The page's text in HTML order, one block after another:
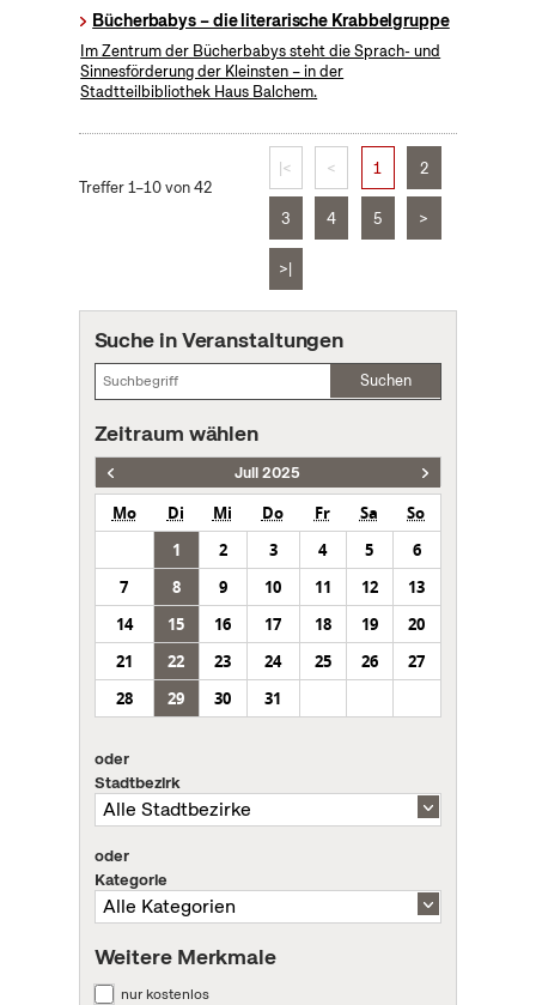
Bücherbabys – die literarische Krabbelgruppe
Im Zentrum der Bücherbabys steht die Sprach- und
Sinnesförderung der Kleinsten – in der
Stadtteilbibliothek Haus Balchem.
Treffer 1–10 von 42
|< < 1 2
3 4 5 >
>|
Suche in Veranstaltungen
Suchen
Zeitraum wählen
Juli 2025
Mo Di Mi Do Fr Sa
So
1
2 3 4 5
6
7
8 9 10 11 12
13
14
15 16 17 18 19
20
21
22 23 24 25 26
27
28
29 30 31
oder
Stadtbezirk
oder
Kategorie
Weitere Merkmale
nur kostenlos